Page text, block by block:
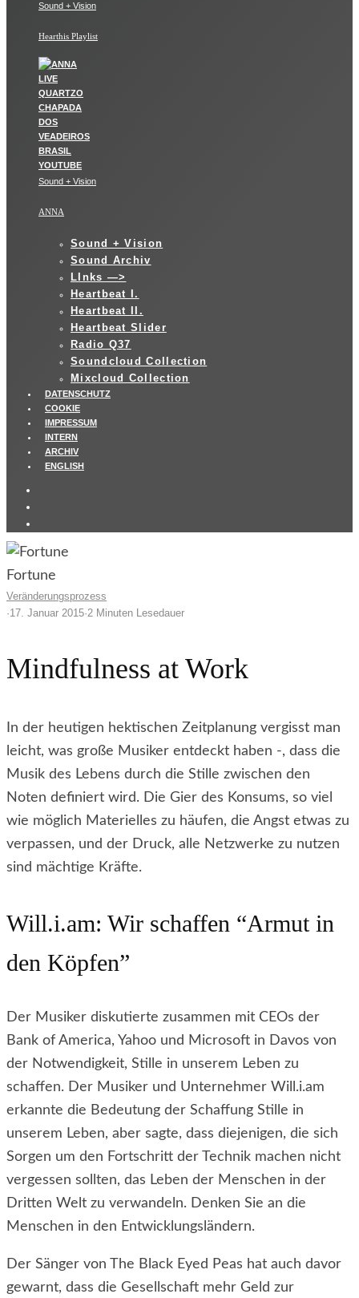
Sound + Vision
Hearthis Playlist
Sound + Vision
ANNA
Sound + Vision
Sound Archiv
LInks —>
Heartbeat I.
Heartbeat II.
Heartbeat Slider
Radio Q37
Soundcloud Collection
Mixcloud Collection
DATENSCHUTZ
COOKIE
IMPRESSUM
INTERN
ARCHIV
ENGLISH
Fortune
Veränderungsprozess
·17. Januar 2015·2 Minuten Lesedauer
Mindfulness at Work
In der heutigen hektischen Zeitplanung vergisst man
leicht, was große Musiker entdeckt haben -, dass die
Musik des Lebens durch die Stille zwischen den
Noten definiert wird. Die Gier des Konsums, so viel
wie möglich Materielles zu häufen, die Angst etwas zu
verpassen, und der Druck, alle Netzwerke zu nutzen
sind mächtige Kräfte.
Will.i.am: Wir schaffen “Armut in
den Köpfen”
Der Musiker diskutierte zusammen mit CEOs der
Bank of America, Yahoo und Microsoft in Davos von
der Notwendigkeit, Stille in unserem Leben zu
schaffen. Der Musiker und Unternehmer Will.i.am
erkannte die Bedeutung der Schaffung Stille in
unserem Leben, aber sagte, dass diejenigen, die sich
Sorgen um den Fortschritt der Technik machen nicht
vergessen sollten, das Leben der Menschen in der
Dritten Welt zu verwandeln. Denken Sie an die
Menschen in den Entwicklungsländern.
Der Sänger von The Black Eyed Peas hat auch davor
gewarnt, dass die Gesellschaft mehr Geld zur